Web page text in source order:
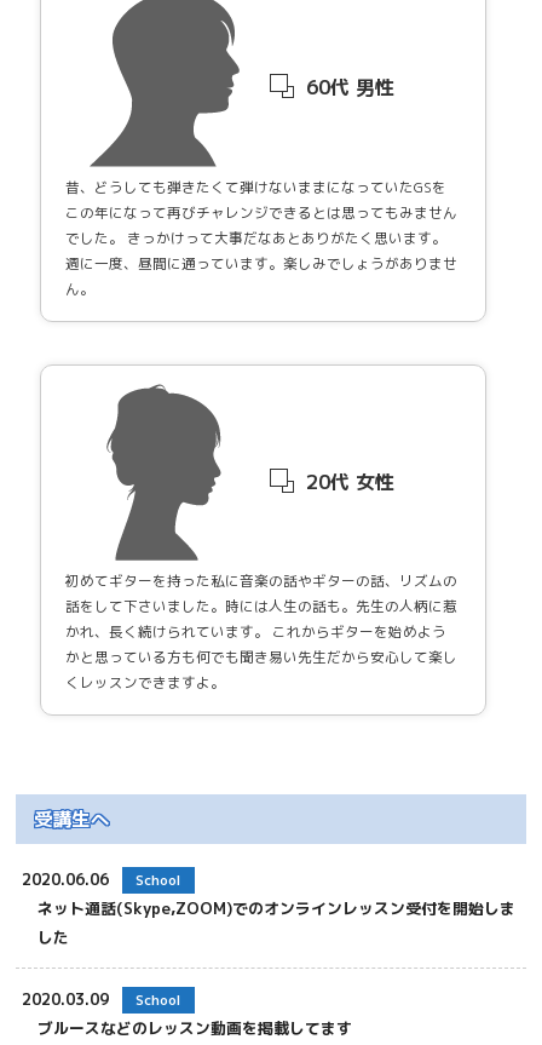
60代 男性
昔、どうしても弾きたくて弾けないままになっていたGSを
この年になって再びチャレンジできるとは思ってもみません
でした。 きっかけって大事だなあとありがたく思います。
週に一度、昼間に通っています。楽しみでしょうがありませ
ん。
20代 女性
初めてギターを持った私に音楽の話やギターの話、リズムの
話をして下さいました。時には人生の話も。先生の人柄に惹
かれ、長く続けられています。 これからギターを始めよう
かと思っている方も何でも聞き易い先生だから安心して楽し
くレッスンできますよ。
受講生へ
2020.06.06 School
ネット通話(Skype,ZOOM)でのオンラインレッスン受付を開始しま
した
2020.03.09 School
ブルースなどのレッスン動画を掲載してます